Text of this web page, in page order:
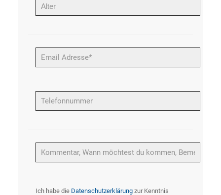
Ich habe die Datenschutzerklärungzur Kenntnis